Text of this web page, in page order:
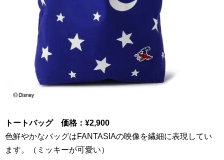
トートバッグ 価格： ¥2,900
色鮮やかなバッグはFANTASIAの映像を繊細に表現してい
ます。（ミッキーが可愛い）